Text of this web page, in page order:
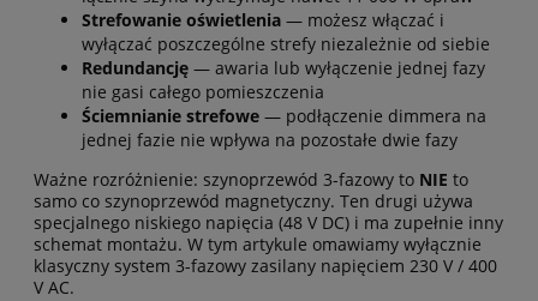
Strefowanie oświetlenia — możesz włączać i
wyłączać poszczególne strefy niezależnie od siebie
Redundancję — awaria lub wyłączenie jednej fazy
nie gasi całego pomieszczenia
Ściemnianie strefowe — podłączenie dimmera na
jednej fazie nie wpływa na pozostałe dwie fazy
Ważne rozróżnienie: szynoprzewód 3-fazowy to NIE to
samo co szynoprzewód magnetyczny. Ten drugi używa
specjalnego niskiego napięcia (48 V DC) i ma zupełnie inny
schemat montażu. W tym artykule omawiamy wyłącznie
klasyczny system 3-fazowy zasilany napięciem 230 V / 400
V AC.